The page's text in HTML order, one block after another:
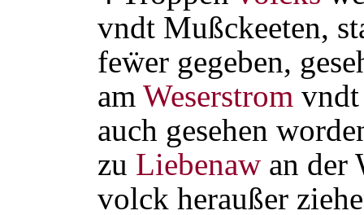
vndt Mußckeeten,
feẅer gegeben,
am Weserstrom
auch gesehen
zu Liebenaw an der
volck heraußer